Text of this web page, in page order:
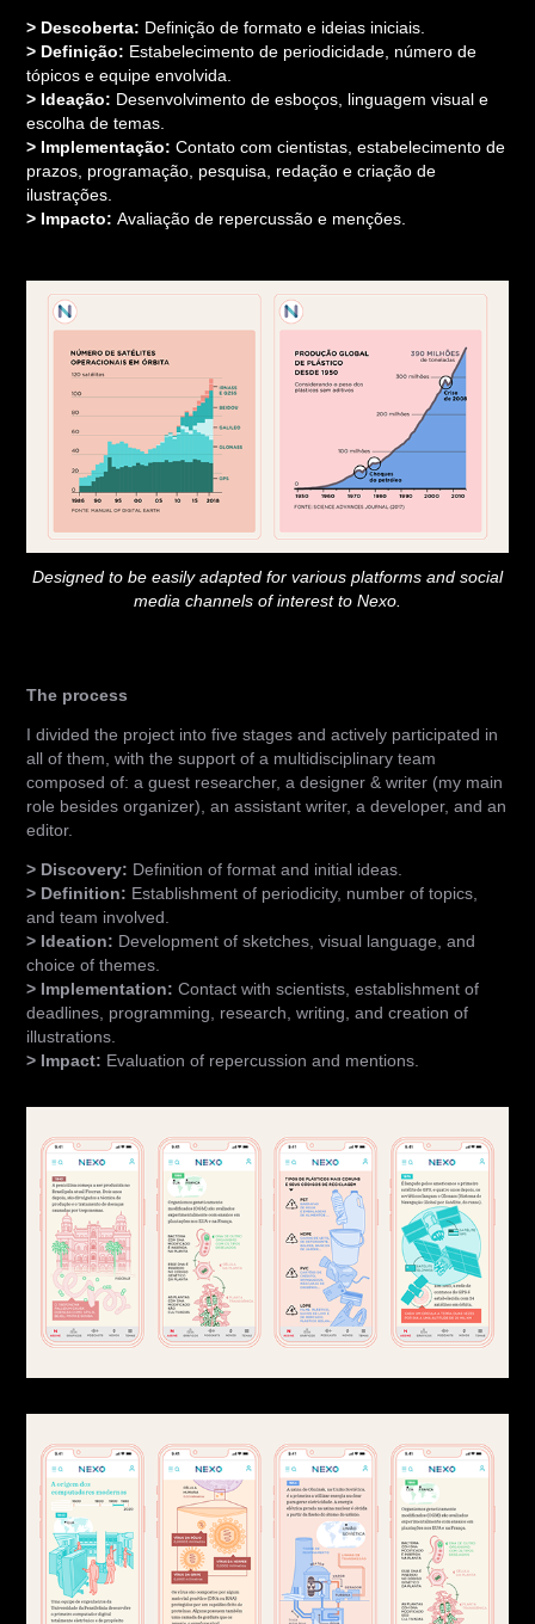
> Descoberta: Definição de formato e ideias iniciais.
> Definição: Estabelecimento de periodicidade, número de
tópicos e equipe envolvida.
> Ideação: Desenvolvimento de esboços, linguagem visual e
escolha de temas.
> Implementação: Contato com cientistas, estabelecimento de
prazos, programação, pesquisa, redação e criação de
ilustrações.
> Impacto:Avaliação de repercussão e menções.
Designed to be easily adapted for various platforms and social
media channels of interest to Nexo.
The process
I divided the project into five stages and actively participated in
all of them, with the support of a multidisciplinary team
composed of: a guest researcher, a designer & writer (my main
role besides organizer), an assistant writer, a developer, and an
editor.
> Discovery: Definition of format and initial ideas.
> Definition: Establishment of periodicity, number of topics,
and team involved.
> Ideation: Development of sketches, visual language, and
choice of themes.
> Implementation:Contact with scientists, establishment of
deadlines, programming, research, writing, and creation of
illustrations.
> Impact: Evaluation of repercussion and mentions.